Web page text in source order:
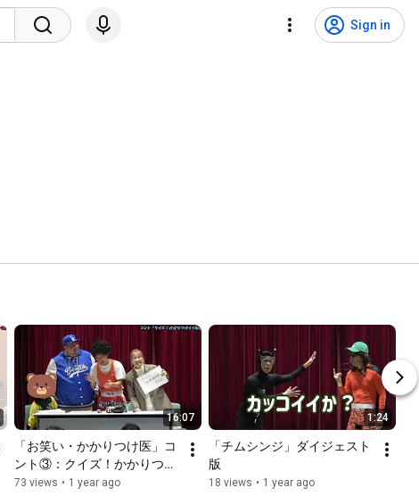
Sign in
16:07
「お笑い・かかりつけ医」コ
ント③：クイズ！かかりつけ
イイね
73 views • 1 year ago
1:24
「チムシンジ」ダイジェスト
版
18 views • 1 year ago